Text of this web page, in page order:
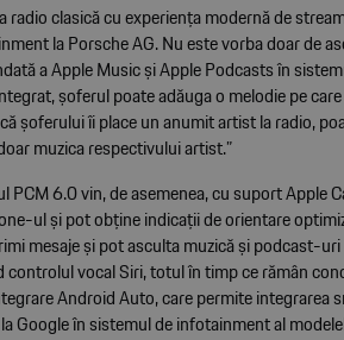
radio clasică cu experiența modernă de
la Porsche AG. Nu este vorba doar de
a Apple Music și Apple Podcasts în
șoferul poate adăuga o melodie pe
șoferului îi place un anumit artist la radio,
muzica respectivului artist.”
PCM 6.0 vin, de asemenea, cu suport Apple
ul și pot obține indicații de orientare
mesaje și pot asculta muzică și podcast-
vocal Siri, totul în timp ce rămân
Android Auto, care permite
Google în sistemul de infotainment al